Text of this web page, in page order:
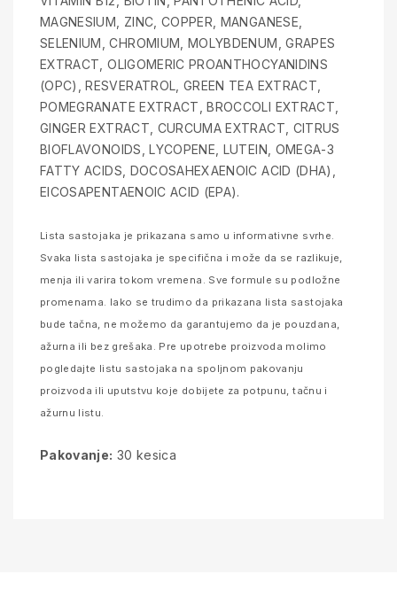
MAGNESIUM, ZINC, COPPER, MANGANESE,
SELENIUM, CHROMIUM, MOLYBDENUM, GRAPES
EXTRACT, OLIGOMERIC PROANTHOCYANIDINS
(OPC), RESVERATROL, GREEN TEA EXTRACT,
POMEGRANATE EXTRACT, BROCCOLI EXTRACT,
GINGER EXTRACT, CURCUMA EXTRACT, CITRUS
BIOFLAVONOIDS, LYCOPENE, LUTEIN, OMEGA-3
FATTY ACIDS, DOCOSAHEXAENOIC ACID (DHA),
EICOSAPENTAENOIC ACID (EPA).
Lista sastojaka je prikazana samo u informativne svrhe.
Svaka lista sastojaka je specifična i može da se razlikuje,
menja ili varira tokom vremena. Sve formule su podložne
promenama. Iako se trudimo da prikazana lista sastojaka
bude tačna, ne možemo da garantujemo da je pouzdana,
ažurna ili bez grešaka. Pre upotrebe proizvoda molimo
pogledajte listu sastojaka na spoljnom pakovanju
proizvoda ili uputstvu koje dobijete za potpunu, tačnu i
ažurnu listu.
Pakovanje: 30 kesica